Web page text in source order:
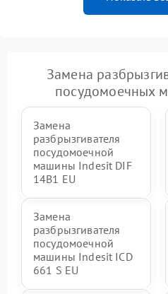
Замена
посудомоечных
Замена
разбрызгивателя
посудомоечной
машины Indesit DIF
14B1 EU
Замена
разбрызгивателя
посудомоечной
машины Indesit ICD
661 S EU